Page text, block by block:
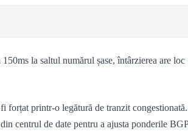
la saltul numărul șase, întârzierea are loc
forțat printr-o legătură de tranzit congestionată.
centrul de date pentru a ajusta ponderile BGP